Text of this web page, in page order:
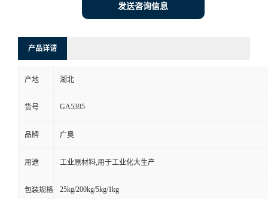
发送咨询信息
产品详请
产地 湖北
货号 GA5395
品牌 广奥
用途 工业原材料,用于工业化大生产
包装规格 25kg/200kg/5kg/1kg